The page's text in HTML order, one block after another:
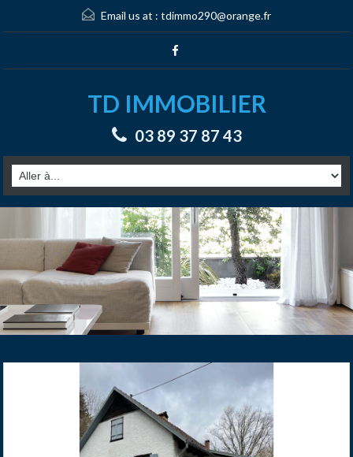
Email us at : tdimmo290@orange.fr
TD IMMOBILIER
03 89 37 87 43